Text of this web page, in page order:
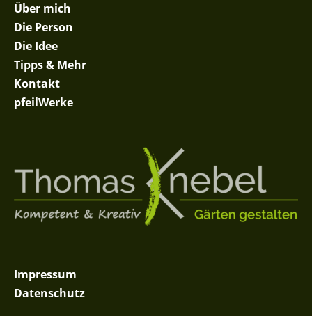
Über mich
Die Person
Die Idee
Tipps & Mehr
Kontakt
pfeilWerke
Impressum
Datenschutz